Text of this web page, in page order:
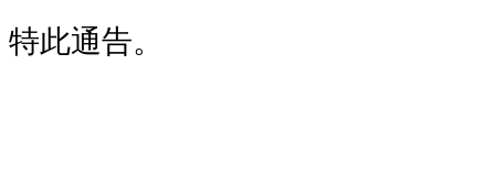
特此通告。